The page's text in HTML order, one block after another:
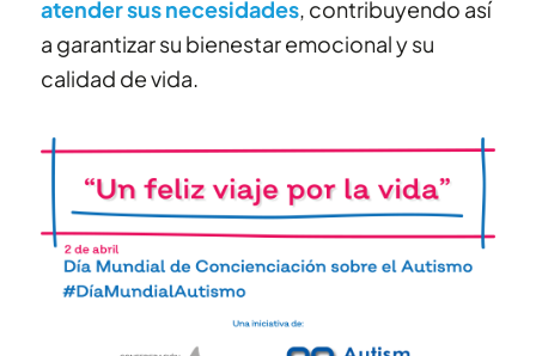
atender sus necesidades, contribuyendo así
a garantizar su bienestar emocional y su
calidad de vida.